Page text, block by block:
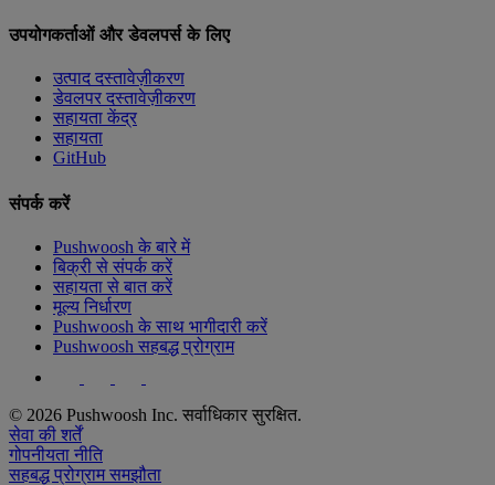
उपयोगकर्ताओं और डेवलपर्स के लिए
उत्पाद दस्तावेज़ीकरण
डेवलपर दस्तावेज़ीकरण
सहायता केंद्र
सहायता
GitHub
संपर्क करें
Pushwoosh के बारे में
बिक्री से संपर्क करें
सहायता से बात करें
मूल्य निर्धारण
Pushwoosh के साथ भागीदारी करें
Pushwoosh सहबद्ध प्रोग्राम
© 2026 Pushwoosh Inc. सर्वाधिकार सुरक्षित.
सेवा की शर्तें
गोपनीयता नीति
सहबद्ध प्रोग्राम समझौता